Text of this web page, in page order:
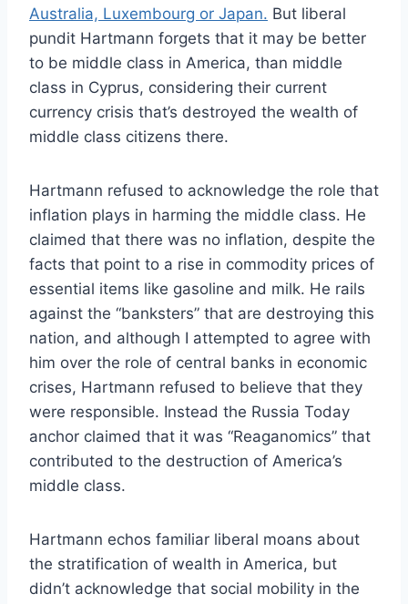
Australia, Luxembourg or Japan. But liberal
pundit Hartmann forgets that it may be better
to be middle class in America, than middle
class in Cyprus, considering their current
currency crisis that’s destroyed the wealth of
middle class citizens there.
Hartmann refused to acknowledge the role that
inflation plays in harming the middle class. He
claimed that there was no inflation, despite the
facts that point to a rise in commodity prices of
essential items like gasoline and milk. He rails
against the “banksters” that are destroying this
nation, and although I attempted to agree with
him over the role of central banks in economic
crises, Hartmann refused to believe that they
were responsible. Instead the Russia Today
anchor claimed that it was “Reaganomics” that
contributed to the destruction of America’s
middle class.
Hartmann echos familiar liberal moans about
the stratification of wealth in America, but
didn’t acknowledge that social mobility in the